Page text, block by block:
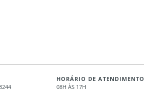
HORÁRIO DE ATENDIMENTO
08H ÀS 17H